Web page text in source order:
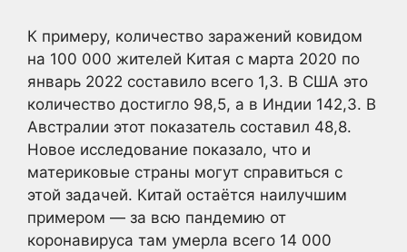
К примеру, количество заражений ковидом
на 100 000 жителей Китая с марта 2020 по
январь 2022 составило всего 1,3. В США это
количество достигло 98,5, а в Индии 142,3. В
Австралии этот показатель составил 48,8.
Новое исследование показало, что и
материковые страны могут справиться с
этой задачей. Китай остаётся наилучшим
примером — за всю пандемию от
коронавируса там умерла всего 14 000